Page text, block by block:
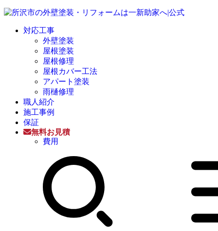
対応工事
外壁塗装
屋根塗装
屋根修理
屋根カバー工法
アパート塗装
雨樋修理
職人紹介
施工事例
保証
無料お見積
費用